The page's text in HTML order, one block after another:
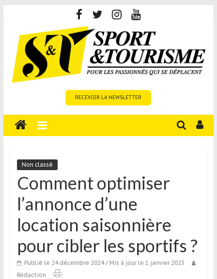
content
Tourisme
est
média
sur
tourisme
sportif
aux
voyageurs
ponctuels
RECEVOIR LA NEWSLETTER
Non classé
Comment optimiser
l’annonce d’une
location saisonnière
pour cibler les sportifs ?
Publié le 24 décembre 2024/ Mis à jour le 1 janvier 2025
Rédaction